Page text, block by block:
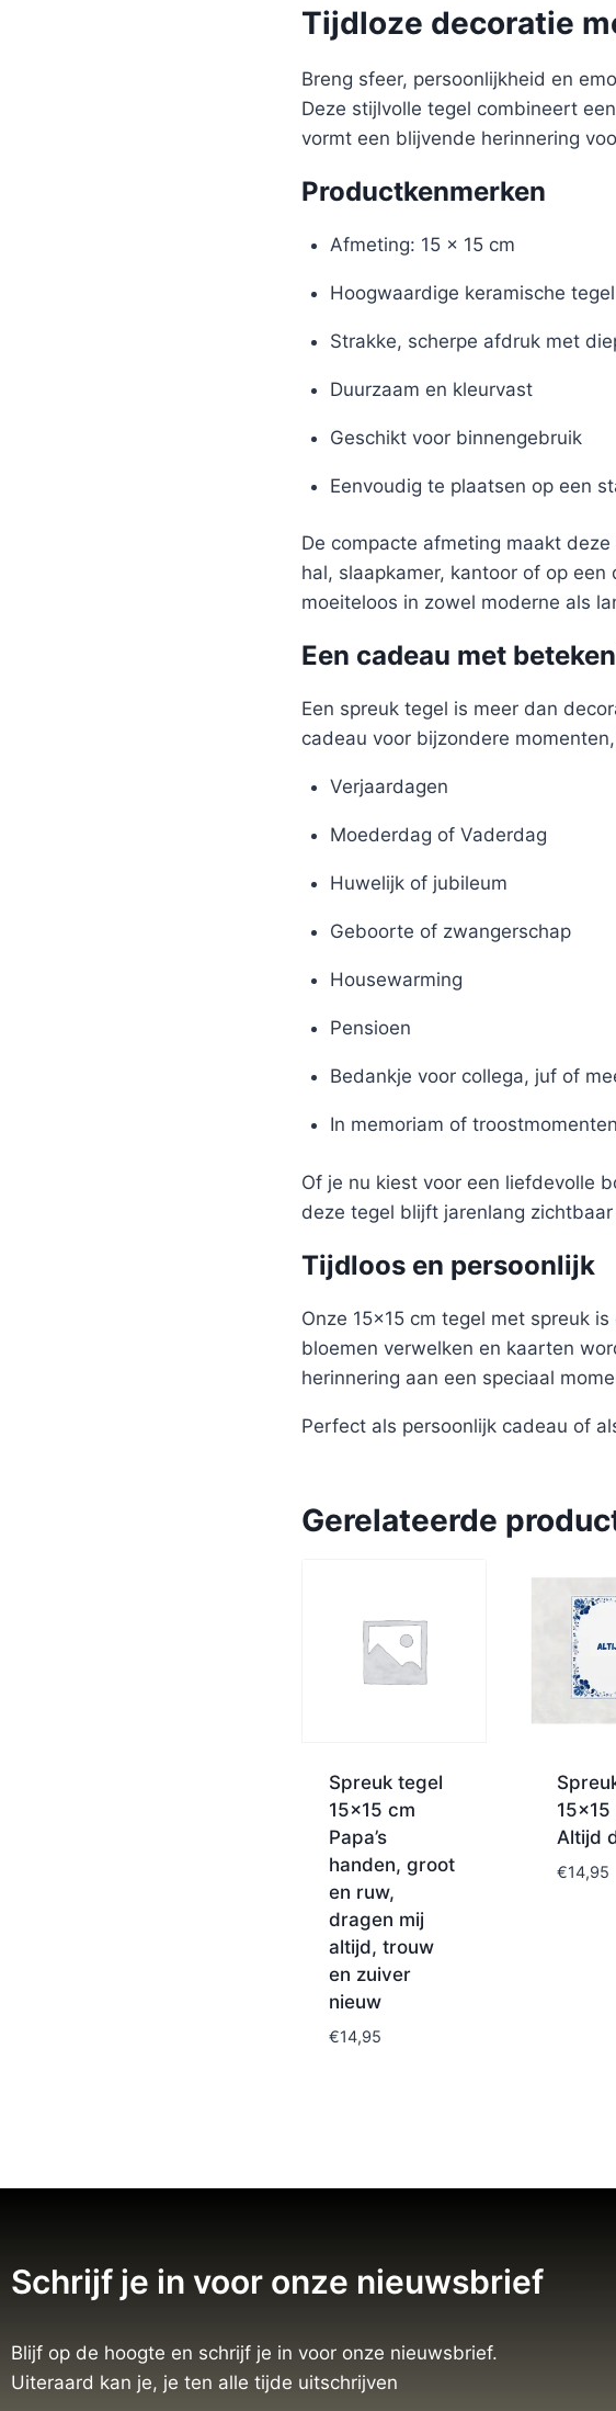
Tijdloze decoratie
Breng sfeer, persoonlijkheid en
Deze stijlvolle tegel combineert
vormt een blijvende herinnering
Productkenmerken
Afmeting: 15 x 15 cm
Hoogwaardige keramische tegel
Strakke, scherpe afdruk met
Duurzaam en kleurvast
Geschikt voor binnengebruik
Eenvoudig te plaatsen op een
De compacte afmeting maakt
hal, slaapkamer, kantoor of op
moeiteloos in zowel moderne als
Een cadeau met
Een spreuk tegel is meer dan
cadeau voor bijzondere
Verjaardagen
Moederdag of Vaderdag
Huwelijk of jubileum
Geboorte of zwangerschap
Housewarming
Pensioen
Bedankje voor collega, juf of
In memoriam of troostmomenten
Of je nu kiest voor een liefdevolle
deze tegel blijft jarenlang
Tijdloos en persoonlijk
Onze 15×15 cm tegel met spreuk
bloemen verwelken en kaarten
herinnering aan een speciaal
Perfect als persoonlijk cadeau of
Gerelateerde
Spreuk tegel
15×15 cm
Papa’s
handen, groot
en ruw,
dragen mij
altijd, trouw
en zuiver
nieuw
€14,95
15×15
Altijd
€14,95
Schrijf je in voor onze nieuwsbrief
Blijf op de hoogte en schrijf je in voor onze nieuwsbrief.
Uiteraard kan je, je ten alle tijde uitschrijven